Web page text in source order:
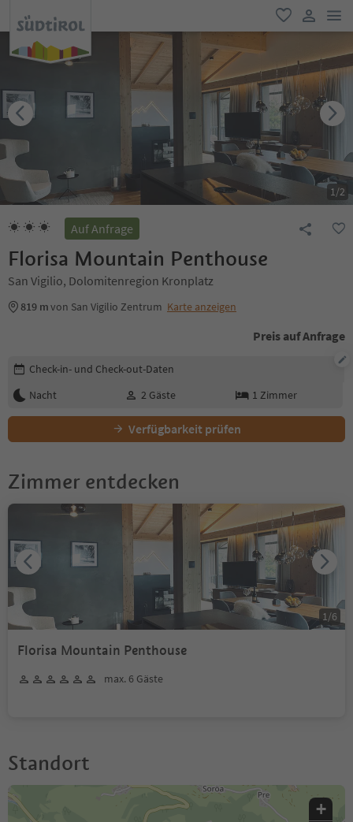
favorit
user link
1/2
Auf Anfrage
Florisa Mountain Penthouse
San Vigilio, Dolomitenregion Kronplatz
819 mvon San Vigilio Zentrum Karte anzeigen
Preis auf Anfrage
Buchungsdetails bearbeiten
Check-in- und Check-out-Daten
Nacht
2 Gäste 1 Zimmer
Verfügbarkeit prüfen
Zimmer entdecken
Florisa Mountain Penthouse
max. 6 Gäste
1/6
Standort
+